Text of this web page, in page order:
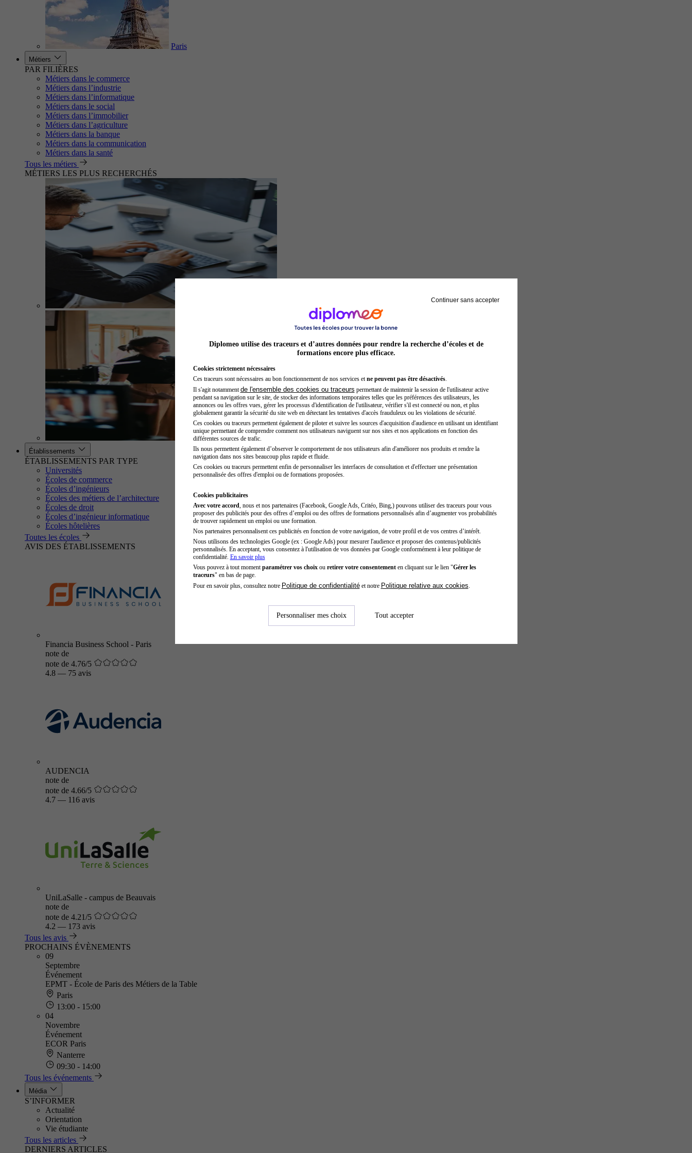
Paris
Métiers
PAR FILIÈRES
Métiers dans le commerce
Métiers dans l’industrie
Métiers dans l’informatique
Métiers dans le social
Métiers dans l’immobilier
Métiers dans l’agriculture
Métiers dans la banque
Métiers dans la communication
Métiers dans la santé
Tous les métiers
MÉTIERS LES PLUS RECHERCHÉS
Développeur web
Établissements
ÉTABLISSEMENTS PAR TYPE
Universités
Écoles de commerce
Écoles d’ingénieurs
Écoles des métiers de l’architecture
Écoles de droit
Écoles d’ingénieur informatique
Écoles hôtelières
Toutes les écoles
AVIS DES ÉTABLISSEMENTS
Financia Business School - Paris
note de
note de 4.76/5
4.8 — 75 avis
AUDENCIA
note de
note de 4.66/5
4.7 — 116 avis
UniLaSalle - campus de Beauvais
note de
note de 4.21/5
4.2 — 173 avis
Tous les avis
PROCHAINS ÉVÈNEMENTS
09
Septembre
Événement
EPMT - École de Paris des Métiers de la Table
Paris
13:00 - 15:00
04
Novembre
Événement
ECOR Paris
Nanterre
09:30 - 14:00
Tous les événements
Média
S’INFORMER
Actualité
Orientation
Vie étudiante
Tous les articles
DERNIERS ARTICLES
Continuer sans accepter
Diplomeo utilise des traceurs et d’autres données pour rendre la recherche d’écoles et de
formations encore plus efficace.
Cookies strictement nécessaires
Ces traceurs sont nécessaires au bon fonctionnement de nos services et ne peuvent pas être désactivés.
Il s'agit notamment de l'ensemble des cookies ou traceurs permettant de maintenir la session de l'utilisateur active
pendant sa navigation sur le site, de stocker des informations temporaires telles que les préférences des utilisateurs, les
annonces ou les offres vues, gérer les processus d'identification de l'utilisateur, vérifier s'il est connecté ou non, et plus
globalement garantir la sécurité du site web en détectant les tentatives d'accès frauduleux ou les violations de sécurité.
Ces cookies ou traceurs permettent également de piloter et suivre les sources d'acquisition d'audience en utilisant un identifiant
unique permettant de comprendre comment nos utilisateurs naviguent sur nos sites et nos applications en fonction des
différentes sources de trafic.
Ils nous permettent également d’observer le comportement de nos utilisateurs afin d'améliorer nos produits et rendre la
navigation dans nos sites beaucoup plus rapide et fluide.
Ces cookies ou traceurs permettent enfin de personnaliser les interfaces de consultation et d'effectuer une présentation
personnalisée des offres d'emploi ou de formations proposées.
Cookies publicitaires
Avec votre accord , nous et nos partenaires (Facebook, Google Ads, Critéo, Bing,) pouvons utiliser des traceurs pour vous
proposer des publicités pour des offres d’emploi ou des offres de formations personnalisés afin d’augmenter vos probabilités
de trouver rapidement un emploi ou une formation.
Nos partenaires personnalisent ces publicités en fonction de votre navigation, de votre profil et de vos centres d’intérêt.
Nous utilisons des technologies Google (ex : Google Ads) pour mesurer l'audience et proposer des contenus/publicités
personnalisés. En acceptant, vous consentez à l'utilisation de vos données par Google conformément à leur politique de
confidentialité. En savoir plus
Vous pouvez à tout moment paramétrer vos choixou retirer votre consentementen cliquant sur le lien "Gérer les
traceurs" en bas de page.
Pour en savoir plus, consultez notre Politique de confidentialitéet notre Politique relative aux cookies
Personnaliser mes choix Tout accepter